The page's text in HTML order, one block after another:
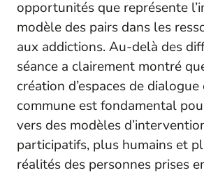
opportunités que représente
modèle des pairs dans les
aux addictions. Au-delà des
séance a clairement montré
création d’espaces de
commune est fondamental
vers des modèles
participatifs, plus humains et
réalités des personnes prises